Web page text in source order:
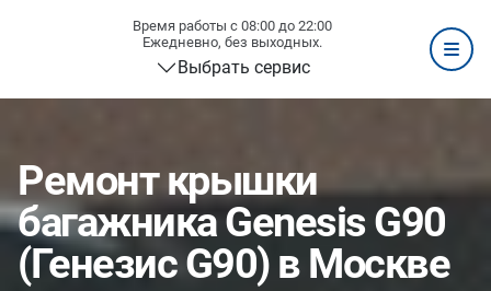
Время работы с 08:00 до 22:00
Ежедневно, без выходных.
Выбрать сервис
Ремонт крышки
багажника Genesis G90
(Генезис G90) в Москве